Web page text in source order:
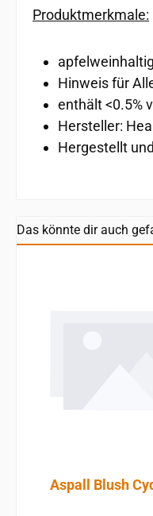
Produktmerkmale:
Hinweis für
enthält <0.5%
Hersteller:
Hergestellt
Das könnte dir auch
Aspall Blush